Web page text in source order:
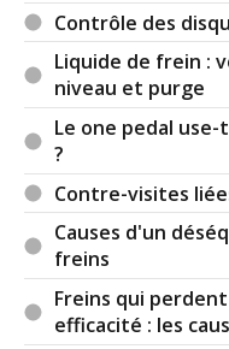
Contrôle des
Liquide de frein :
niveau et purge
Le one pedal
?
Contre-visites
Causes d'un
freins
Freins qui
efficacité : les